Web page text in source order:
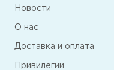
Новости
О нас
Доставка и оплата
Привилегии